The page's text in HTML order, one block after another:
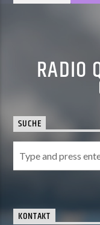
RADIO
SUCHE
KONTAKT